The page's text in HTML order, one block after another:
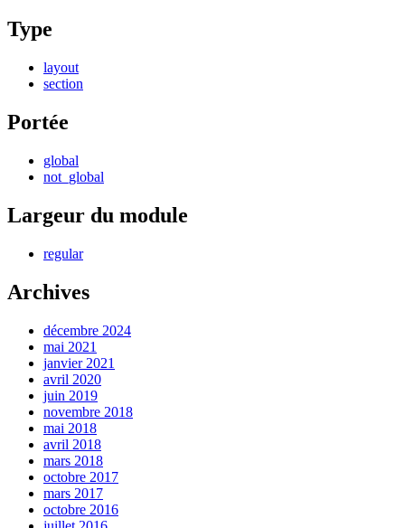
Type
layout
section
Portée
global
not_global
Largeur du module
regular
Archives
décembre 2024
mai 2021
janvier 2021
avril 2020
juin 2019
novembre 2018
mai 2018
avril 2018
mars 2018
octobre 2017
mars 2017
octobre 2016